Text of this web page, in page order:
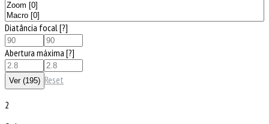
Diatância focal [?]
Abertura máxima [?]
Reset
2